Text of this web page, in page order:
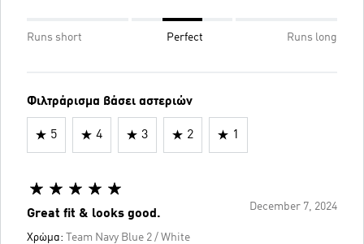
Runs short Perfect Runs long
Φιλτράρισμα βάσει αστεριών
5 4 3 2 1
December 7, 2024
Great fit & looks good.
Χρώμα: Team Navy Blue 2 / White